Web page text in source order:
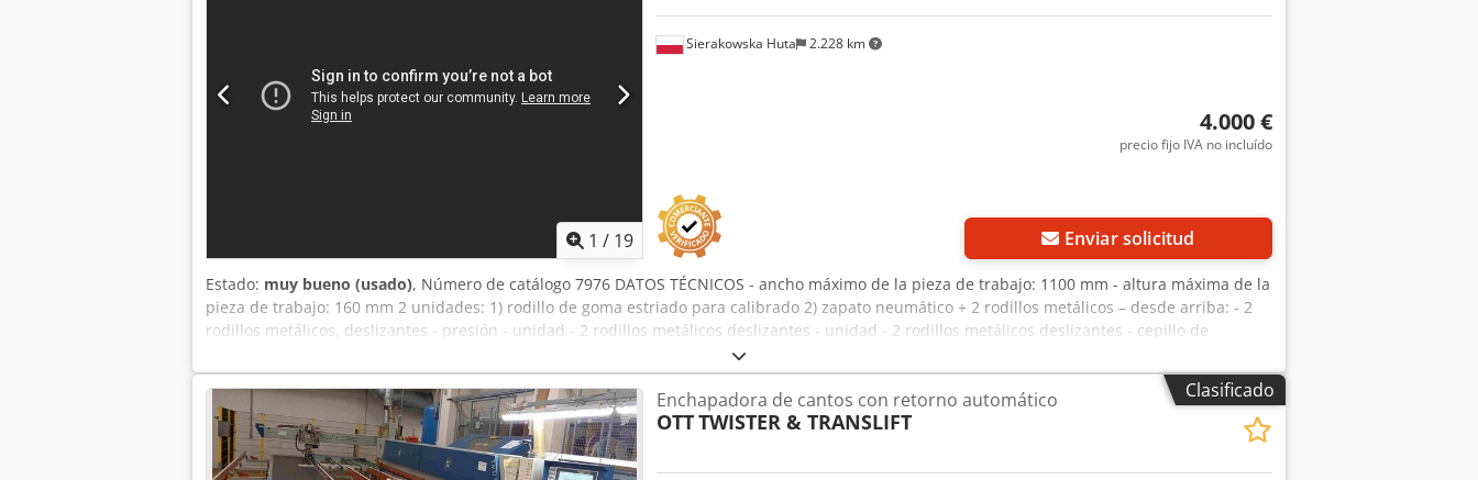
mantenimiento para facilitar el acceso Conexiones de extracción de polvo integradas Construcción de máquina maciza para un funcionamiento
con bajas vibraciones Ideal para: Talleres de carpintería Talleres de ebanistería Fabricación de muebles Acondicionamiento de interiores
Fabricación de puertas y ventanas Fabricación en serie y de piezas individuales Estado La máquina se encuentra en un estado de segunda
mano, con signos de uso relacionados con su antigüedad. Proviene de un taller de carpintería y convence por su robusta calidad industrial. La
inspección y la prueba de funcionamiento son posibles en cualquier momento, previa cita. ¡El transporte es posible con un cargo adicional! La
máquina se revisará antes de la venta. En el caso de las máquinas de segunda mano fabricadas en 2009 o antes, la garantía queda excluida en
caso de venta a clientes comerciales. Los datos técnicos y los equipos pueden variar. Salvo error u omisión, venta sujeta a disponibilidad y
1 / 19
Sierakowska Huta 2.228 km
4.000 €
precio fijo IVA no incluído
Enviar solicitud
Estado: muy bueno (usado), Número de catálogo 7976 DATOS TÉCNICOS - ancho máximo de la pieza de trabajo: 1100 mm - altura máxima de la
pieza de trabajo: 160 mm 2 unidades: 1) rodillo de goma estriado para calibrado 2) zapato neumático + 2 rodillos metálicos – desde arriba: - 2
rodillos metálicos, deslizantes - presión - unidad - 2 rodillos metálicos deslizantes - unidad - 2 rodillos metálicos deslizantes - cepillo de
limpieza – desde abajo: - 2 rodillos de goma deslizantes - cinta transportadora - oscilación neumática de la cinta con fotocélulas - elevación
eléctrica de la mesa - 2 velocidades de avance - presión de trabajo 8-10 bar - diámetro de la conexión de aspiración 2x200 mm - potencia total
30 kW - dimensiones totales Largo/Ancho/Alto 2230x2020x2050 mm - peso aprox. 3000 kg VENTAJAS – fabricación alemana – 2 unidades –
lijadora usada, estado muy bueno Precio neto: 16.900 PLN Precio neto: 4.000 EUR según el tipo de cambio de 4,2 EUR Csdpfxjzhvyms Alcerf (Los
precios pueden variar con fluctuaciones importantes)
Clasificado
Enchapadora de cantos con retorno automático
OTTTWISTER & TRANSLIFT